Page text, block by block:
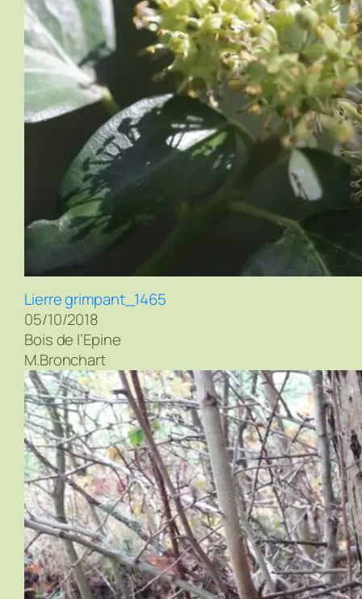
Lierre grimpant_1465
05/10/2018
Bois de l’Epine
M.Bronchart